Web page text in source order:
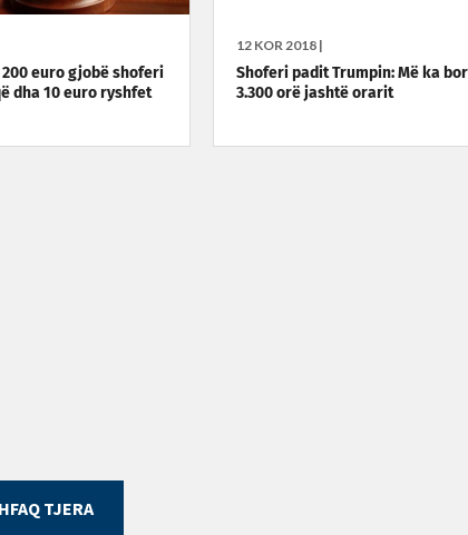
200 euro gjobë shoferi
dha 10 euro ryshfet
12 KOR 2018 |
Shoferi padit Trumpin: Më ka
3.300 orë jashtë orarit
TJERA